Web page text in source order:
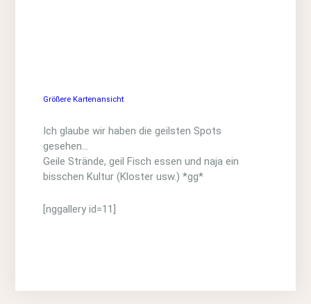
Größere Kartenansicht
Ich glaube wir haben die geilsten Spots
gesehen…
Geile Strände, geil Fisch essen und naja ein
bisschen Kultur (Kloster usw.) *gg*
[nggallery id=11]